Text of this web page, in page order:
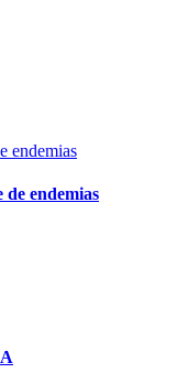
endemias
de endemias